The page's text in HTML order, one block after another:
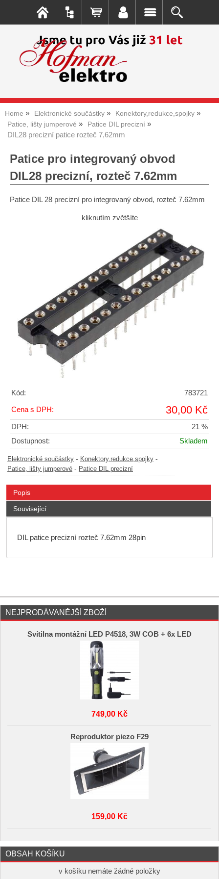
Home Elektronické součástky
Konektory,redukce,spojky
Patice, lišty jumperové
Patice DIL precizní
DIL28 precizní patice rozteč 7,62mm
Patice pro integrovaný obvod
DIL28 precizní, rozteč 7.62mm
Patice DIL 28 precizní pro integrovaný obvod, rozteč 7.62mm
kliknutím zvětšíte
Kód: 783721
Cena s DPH: 30,00 Kč
DPH:
21 %
Dostupnost:
Skladem
Elektronické součástky - Konektory,redukce,spojky -
Patice, lišty jumperové - Patice DIL precizní
Popis
Související
DIL patice precizní rozteč 7.62mm 28pin
NEJPRODÁVANĚJŠÍ ZBOŽÍ
Svítilna montážní LED P4518, 3W COB + 6x LED
749,00 Kč
Reproduktor piezo F29
159,00 Kč
OBSAH KOŠÍKU
v košíku nemáte žádné položky